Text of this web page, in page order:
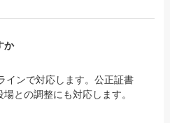
か
インで対応します。公正証書
との調整にも対応します。